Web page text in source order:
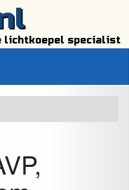
lichtkoepel specialist